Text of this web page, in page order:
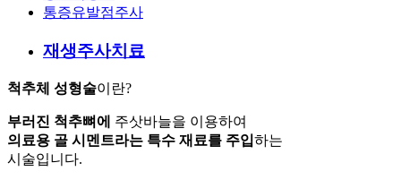
통증유발점주사
재생주사치료
척추체 성형술이란?
부러진 척추뼈에
주삿바늘을 이용하여
의료용 골 시멘트라는 특수 재료를 주입하는
시술입니다.